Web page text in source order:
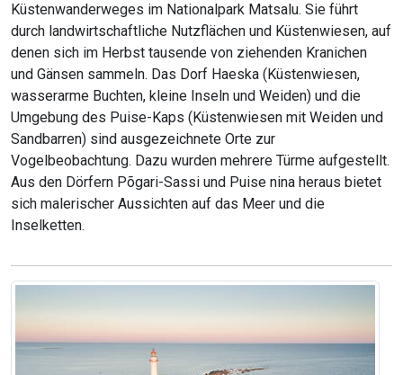
Küstenwanderweges im Nationalpark Matsalu. Sie führt
durch landwirtschaftliche Nutzflächen und Küstenwiesen, auf
denen sich im Herbst tausende von ziehenden Kranichen
und Gänsen sammeln. Das Dorf Haeska (Küstenwiesen,
wasserarme Buchten, kleine Inseln und Weiden) und die
Umgebung des Puise-Kaps (Küstenwiesen mit Weiden und
Sandbarren) sind ausgezeichnete Orte zur
Vogelbeobachtung. Dazu wurden mehrere Türme aufgestellt.
Aus den Dörfern Põgari-Sassi und Puise nina heraus bietet
sich malerischer Aussichten auf das Meer und die
Inselketten.